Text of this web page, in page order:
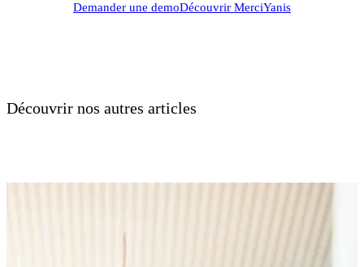
Demander une demoDécouvrir MerciYanis
Découvrir nos autres articles